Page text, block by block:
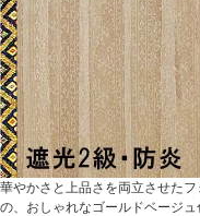
華やかさと上品さを両立させた
の、おしゃれなゴールドベージ